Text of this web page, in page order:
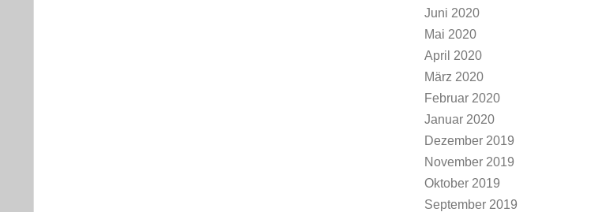
Juni 2020
Mai 2020
April 2020
März 2020
Februar 2020
Januar 2020
Dezember 2019
November 2019
Oktober 2019
September 2019